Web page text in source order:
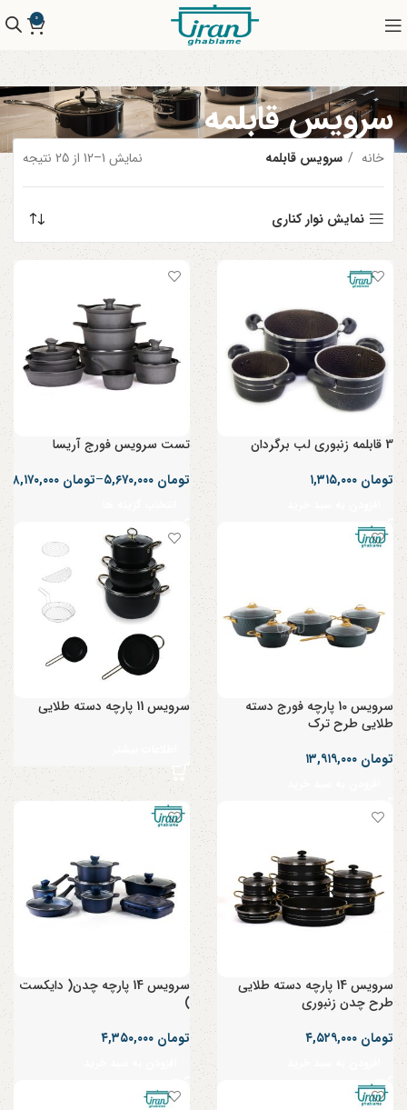
0
سرویس قابلمه
خانه سرویس قابلمه نمایش 1–12 از 25 نتیجه
نمایش نوار کناری
3 قابلمه زنبوری لب برگردان
تومان
تست سرویس فورج آریسا
تومان
–تومان
سرویس 10 پارچه فورج دسته
طلایی طرح ترک
تومان
سرویس 11 پارچه دسته طلایی
سرویس 14 پارچه دسته طلایی
طرح چدن زنبوری
تومان
سرویس 14 پارچه چدن( دایکست
)
تومان